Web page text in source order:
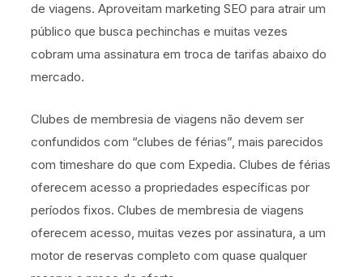
de viagens. Aproveitam marketing SEO para atrair um
público que busca pechinchas e muitas vezes
cobram uma assinatura em troca de tarifas abaixo do
mercado.
Clubes de membresia de viagens não devem ser
confundidos com “clubes de férias”, mais parecidos
com timeshare do que com Expedia. Clubes de férias
oferecem acesso a propriedades específicas por
períodos fixos. Clubes de membresia de viagens
oferecem acesso, muitas vezes por assinatura, a um
motor de reservas completo com quase qualquer